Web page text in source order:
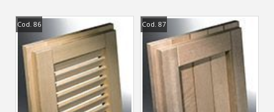
Cod. 86 Cod. 87